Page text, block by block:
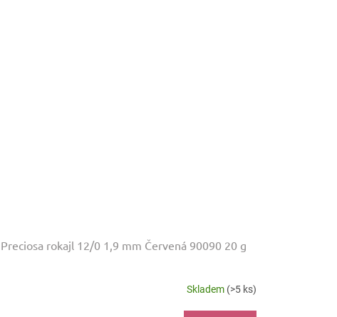
Preciosa rokajl 12/0 1,9 mm Červená 90090 20 g
Skladem (>5 ks)